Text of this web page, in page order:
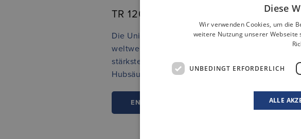
TR 126/3S mini
Die Universal-Hubsäule: Gehört
weltweit zu den kleinsten und
stärksten dreiteiligen runden
Hubsäulen
ENTDECKEN SIE MEHR
Diese
Wir verwenden Cookies, um die
weitere Nutzung unserer Webseite
UNBEDINGT ERFORDERLICH
ALLE